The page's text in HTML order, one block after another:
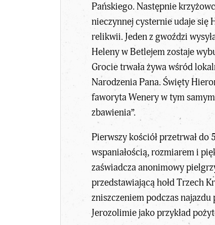
Pańskiego. Następnie
nieczynnej cysternie udaje się
relikwii. Jeden z gwoździ
Heleny w Betlejem zostaje
Grocie trwała żywa wśród
Narodzenia Pana. Święty
faworyta Wenery w tym
zbawienia”.
Pierwszy kościół przetrwał
wspaniałością, rozmiarem i
zaświadcza anonimowy
przedstawiającą hołd Trzech
zniszczeniem podczas
Jerozolimie jako przykład